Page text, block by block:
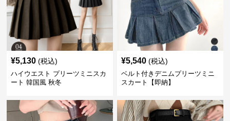
¥5,130 (税込)
ハイウエスト プリーツミニスカ
ート 韓国風 秋冬
¥5,540 (税込)
ベルト付きデニムプリーツミニ
スカート【即納】